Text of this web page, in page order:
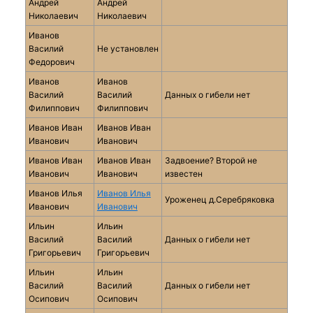
Андрей
Николаевич
Андрей
Николаевич
Иванов
Василий
Федорович
Не установлен
Иванов
Василий
Филиппович
Иванов
Василий
Филиппович
Данных о гибели нет
Иванов Иван
Иванович
Иванов Иван
Иванович
Иванов Иван
Иванович
Иванов Иван
Иванович
Задвоение? Второй не
известен
Иванов Илья
Иванович
Иванов Илья
Иванович
Уроженец д.Серебряковка
Ильин
Василий
Григорьевич
Ильин
Василий
Григорьевич
Данных о гибели нет
Ильин
Василий
Осипович
Ильин
Василий
Осипович
Данных о гибели нет